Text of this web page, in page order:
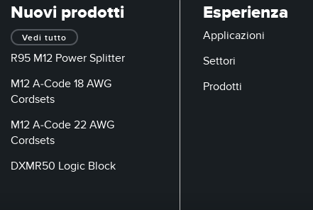
Nuovi prodotti
Vedi tutto
R95 M12 Power Splitter
M12 A-Code 18 AWG
Cordsets
M12 A-Code 22 AWG
Cordsets
DXMR50 Logic Block
Esperienza
Applicazioni
Settori
Prodotti